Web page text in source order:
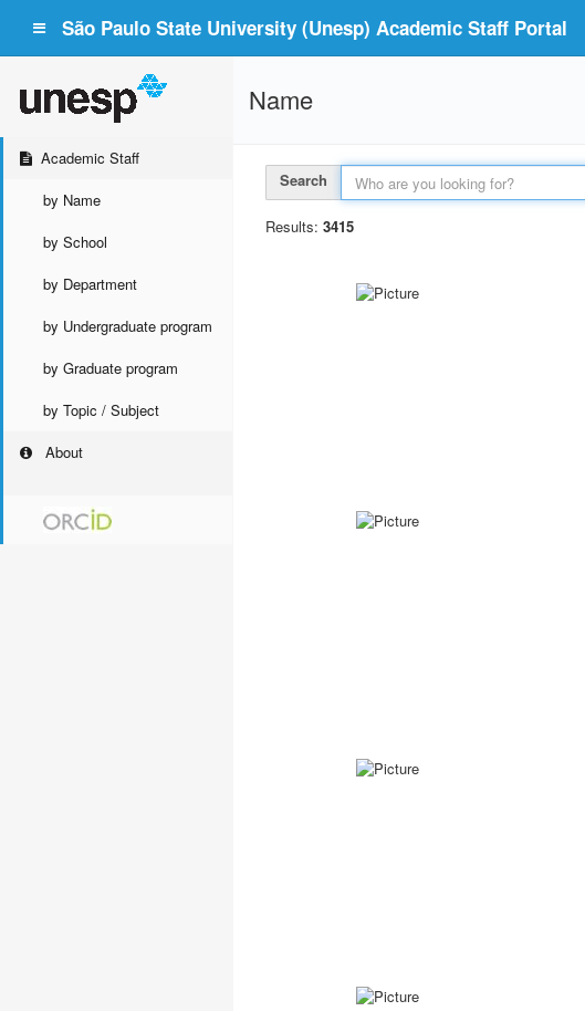
São Paulo State University (Unesp) Academic Staff Portal
Academic Staff
by Name
by School
by Department
by Undergraduate program
by Graduate program
by Topic / Subject
About
Name
Search
Results: 3415